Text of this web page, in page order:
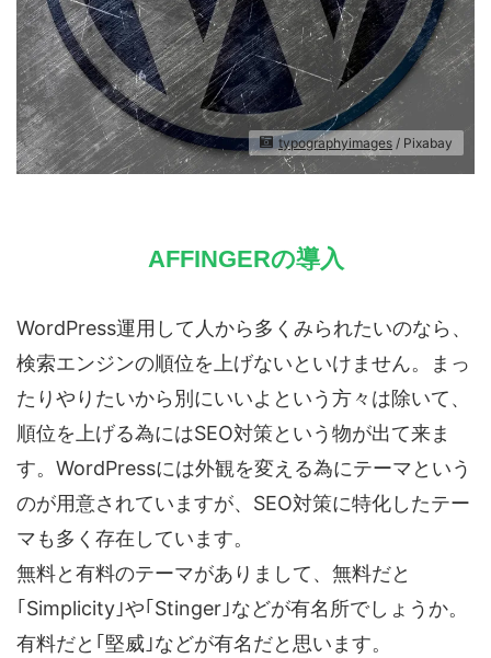
typographyimages / Pixabay
AFFINGERの導入
WordPress運用して人から多くみられたいのなら、
検索エンジンの順位を上げないといけません。まっ
たりやりたいから別にいいよという方々は除いて、
順位を上げる為にはSEO対策という物が出て来ま
す。WordPressには外観を変える為にテーマという
のが用意されていますが、SEO対策に特化したテー
マも多く存在しています。
無料と有料のテーマがありまして、無料だと
｢Simplicity｣や｢Stinger｣などが有名所でしょうか。
有料だと｢堅威｣などが有名だと思います。